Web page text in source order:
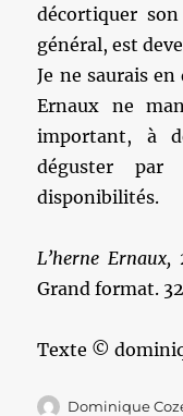
décortiquer
général, est
Je ne saurais
Ernaux ne
important, à
déguster par
disponibilités.
L’herne Ernaux,
Grand format.
Texte ©
Auteur
Dominique